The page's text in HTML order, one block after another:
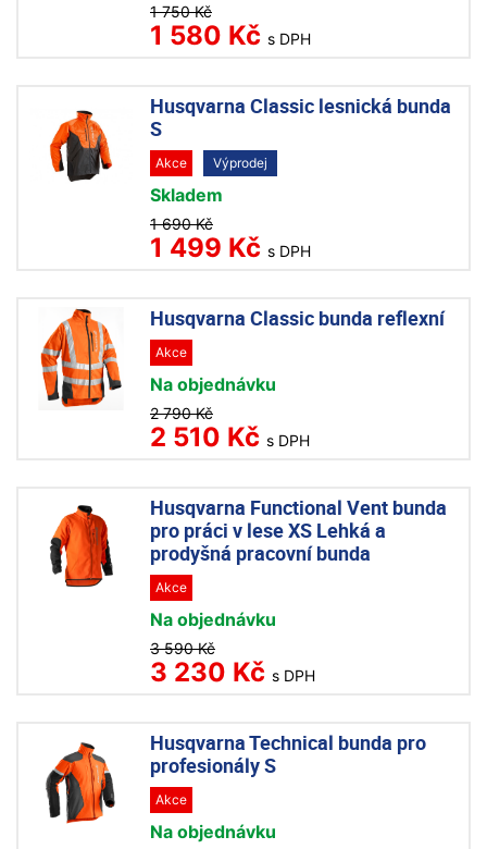
1 750 Kč
1 580 Kč s DPH
Husqvarna Classic lesnická bunda
S
Akce Výprodej
Skladem
1 690 Kč
1 499 Kč s DPH
Husqvarna Classic bunda reflexní
Akce
Na objednávku
2 790 Kč
2 510 Kč s DPH
Husqvarna Functional Vent bunda
pro práci v lese XS Lehká a
prodyšná pracovní bunda
Akce
Na objednávku
3 590 Kč
3 230 Kč s DPH
Husqvarna Technical bunda pro
profesionály S
Akce
Na objednávku